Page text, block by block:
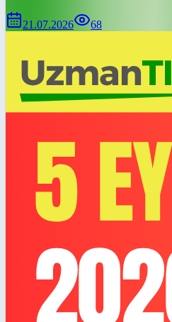
21.07.2026 68